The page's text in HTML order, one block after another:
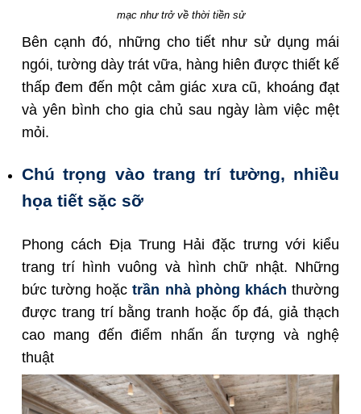
mạc như trở về thời tiền sử
Bên cạnh đó, những cho tiết như sử dụng mái
ngói, tường dày trát vữa, hàng hiên được thiết kế
thấp đem đến một cảm giác xưa cũ, khoáng đạt
và yên bình cho gia chủ sau ngày làm việc mệt
mỏi.
Chú trọng vào trang trí tường, nhiều
họa tiết sặc sỡ
Phong cách Địa Trung Hải đặc trưng với kiểu
trang trí hình vuông và hình chữ nhật. Những
bức tường hoặctrần nhà phòng khách thường
được trang trí bằng tranh hoặc ốp đá, giả thạch
cao mang đến điểm nhấn ấn tượng và nghệ
thuật